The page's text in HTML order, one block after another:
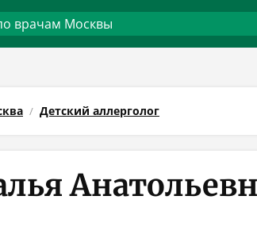
Детский аллерголог